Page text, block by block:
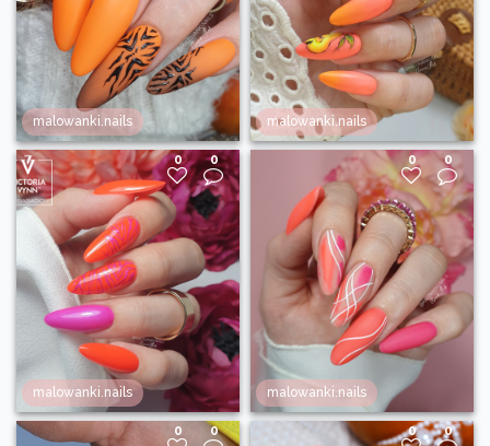
malowanki.nails malowanki.nails
0 0
malowanki.nails
0 0
malowanki.nails
0 0 0 0